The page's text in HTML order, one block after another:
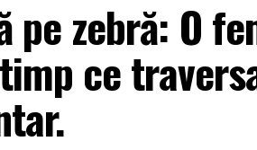
pe zebră: O
ce